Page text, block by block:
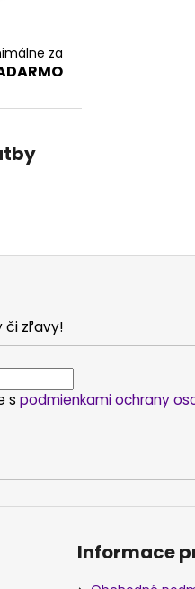
za
či zľavy!
s podmienkami ochrany
Informace